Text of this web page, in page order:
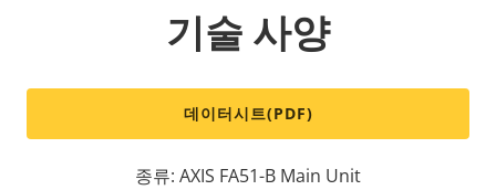
기술 사양
데이터시트(PDF)
종류: AXIS FA51-B Main Unit